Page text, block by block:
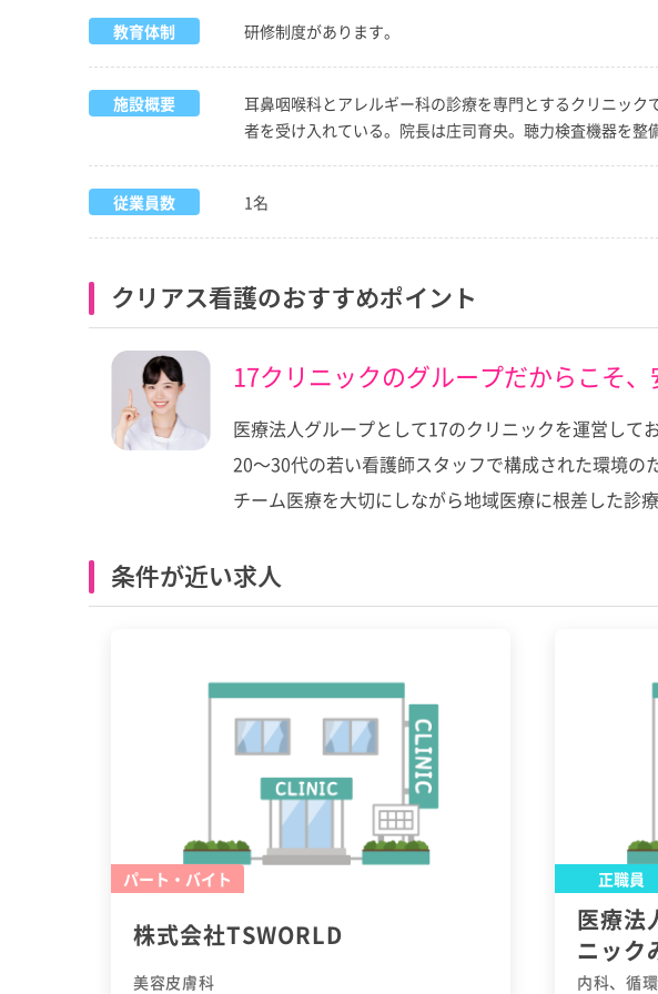
教育体制 研修制度があります。
施設概要
耳鼻咽喉科とアレルギー科の診療を専門とするクリニッ
者を受け入れている。院長は庄司育央。聴力検査機器を整
従業員数 1名
クリアス看護のおすすめポイント
17クリニックのグループだからこそ
医療法人グループとして17のクリニックを運営して
20～30代の若い看護師スタッフで構成された環境の
チーム医療を大切にしながら地域医療に根差した診
条件が近い求人
パート・バイト
株式会社TSWORLD
美容皮膚科
正職員
医療法
ニック
内科、循